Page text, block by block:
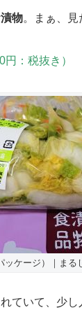
物。まぁ、見
円：税抜き）
ッケージ）｜まる
ていて、少し